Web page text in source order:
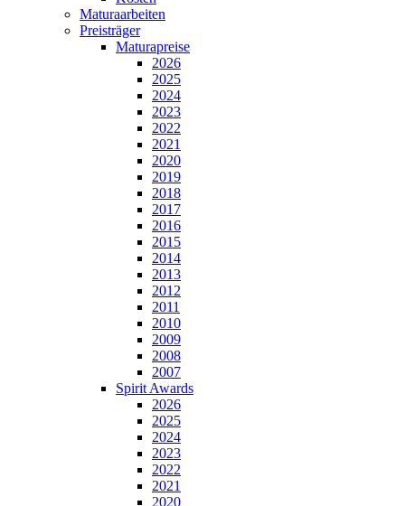
Maturaarbeiten
Preisträger
Maturapreise
2026
2025
2024
2023
2022
2021
2020
2019
2018
2017
2016
2015
2014
2013
2012
2011
2010
2009
2008
2007
Spirit Awards
2026
2025
2024
2023
2022
2021
2020